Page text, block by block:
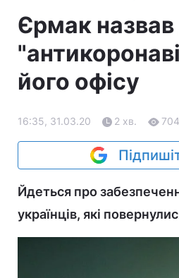
Єрмак
його офісу
16:35, 31.03.20 2 хв.
Йдеться про
українців, які